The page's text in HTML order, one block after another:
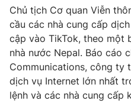
Giải sao mai
Làm đẹp
Chất lượng cuộc sống
Tuyển sinh
Học trực tuyến
Công nghệ
Hitech Công nghệ tương
Sản phẩm
Thị trường
Giao lưu trực tuyến
Lịch phát sóng
Chủ tịch Cơ quan Viễn
cầu các nhà cung cấp
cập vào TikTok, theo một
nhà nước Nepal. Báo cáo
Communications, công ty
dịch vụ Internet lớn nhất
lệnh và các nhà cung cấp